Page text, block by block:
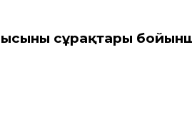
сұрақтары